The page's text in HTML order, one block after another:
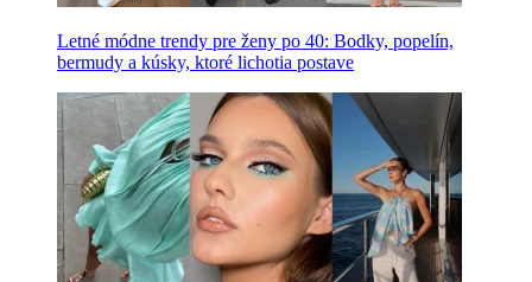
Letné módne trendy pre ženy po 40: Bodky, popelín,
bermudy a kúsky, ktoré lichotia postave